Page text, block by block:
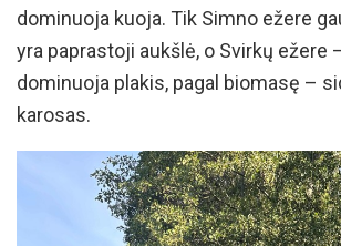
dominuoja kuoja. Tik Simno ežere
yra paprastoji aukšlė, o Svirkų ežere
dominuoja plakis, pagal biomasę –
karosas.